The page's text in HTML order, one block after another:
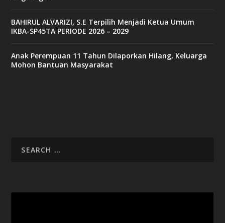
BAHIRUL ALVARIZI, S.E Terpilih Menjadi Ketua Umum
IKBA-SP45TA PERIODE 2026 – 2029
Anak Perempuan 11 Tahun Dilaporkan Hilang, Keluarga
Mohon Bantuan Masyarakat